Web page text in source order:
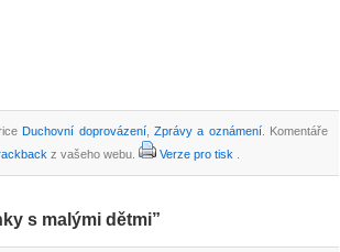
Duchovní doprovázení,Zprávy a oznámení. Komentáře
z vašeho webu. Verze pro tisk
s malými dětmi”